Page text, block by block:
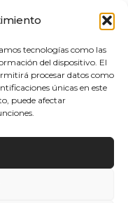
tecnologías como las
del dispositivo. El
procesar datos como
únicas en este
puede afectar